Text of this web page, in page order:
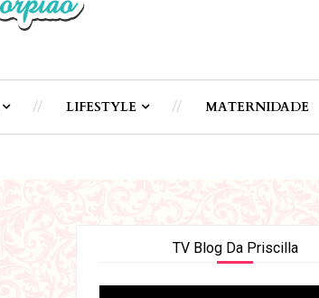
LIFESTYLE MATERNIDADE
TV Blog Da Priscilla